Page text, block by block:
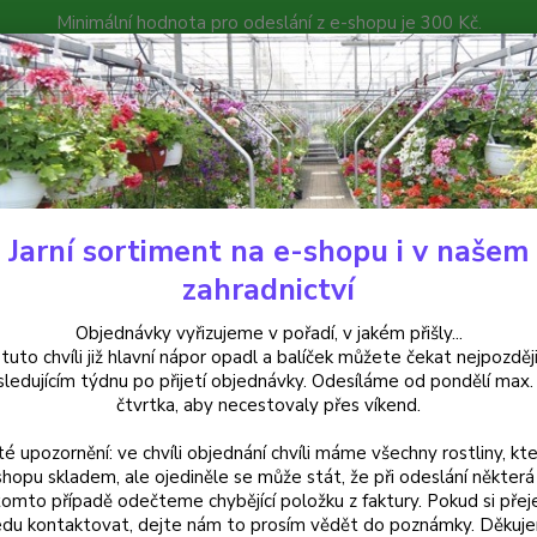
Minimální hodnota pro odeslání z e-shopu je 300 Kč.
můžete čekat nejpozději v následujícím týdnu po přijetí
Poradna Kontakty
Hledat
Fuchsie Vielliebchen Fuchsie -mrazivzdorná - cena na prodejně
Fuchsie -
Kvete
Jarní sortiment na e-shopu i v našem
zahradnictví
Objednávky vyřizujeme v pořadí, v jakém přišly...
chvíli již hlavní nápor opadl a balíček můžete čekat
týdnu po přijetí objednávky. Odesíláme od pondělí
čtvrtka, aby necestovaly přes víkend.
upozornění: ve chvíli objednání chvíli máme všechny rostliny,
skladem, ale ojediněle se může stát, že při odeslání některá
případě odečteme chybějící položku z faktury. Pokud si
kontaktovat, dejte nám to prosím vědět do poznámky.